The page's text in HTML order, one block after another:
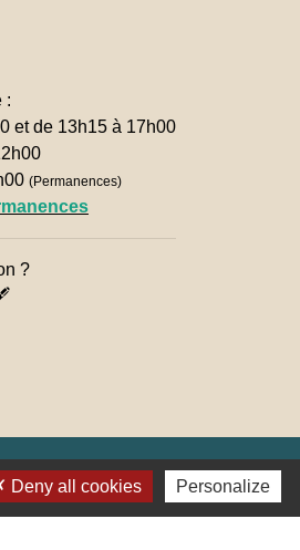
:
et de 13h15 à 17h00
(Permanences)
?
Deny all cookies Personalize